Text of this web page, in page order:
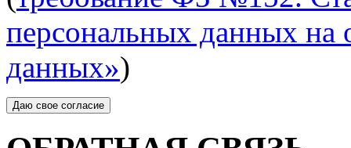
персональных данных на
данных»)